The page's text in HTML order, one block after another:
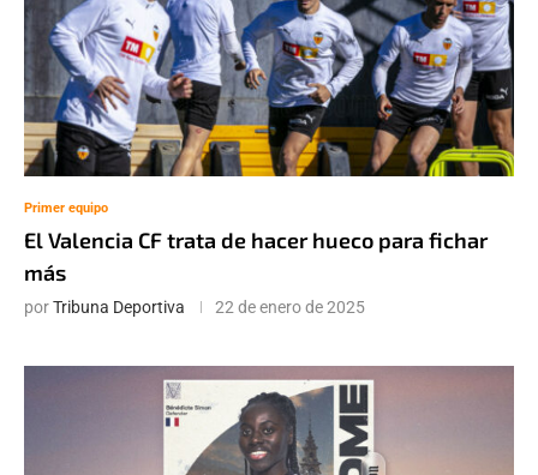
Primer equipo
El Valencia CF trata de hacer hueco para fichar
más
porTribuna Deportiva 22 de enero de 2025